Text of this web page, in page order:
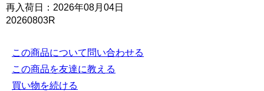
再入荷日：2026年08月04日
20260803R
この商品について問い合わせる
この商品を友達に教える
買い物を続ける